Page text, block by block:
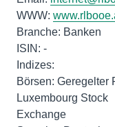
WWW:
Branche: Banken
ISIN: -
Indizes:
Börsen: Geregelter
Luxembourg Stock
Exchange